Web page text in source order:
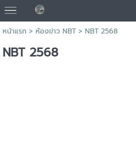
หน้าแรก > ห้องข่าว NBT > NBT 2568
NBT 2568